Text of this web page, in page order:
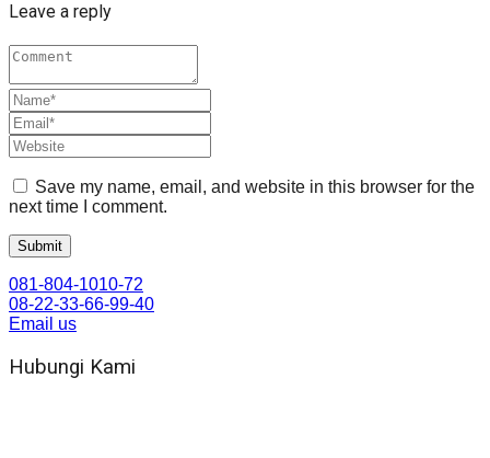
Leave a reply
Save my name, email, and website in this browser for the
next time I comment.
081-804-1010-72
08-22-33-66-99-40
Email us
Hubungi Kami